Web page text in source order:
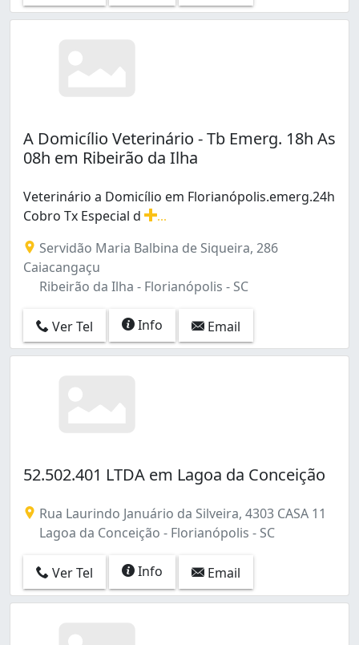
A Domicílio Veterinário - Tb Emerg. 18h As
08h em Ribeirão da Ilha
Veterinário a Domicílio em Florianópolis.emerg.24h
Cobro Tx Especial d
Servidão Maria Balbina de Siqueira, 286
Caiacangaçu
Ribeirão da Ilha - Florianópolis - SC
Ver Tel Info Email
52.502.401 LTDA em Lagoa da Conceição
Rua Laurindo Januário da Silveira, 4303 CASA 11
Lagoa da Conceição - Florianópolis - SC
Ver Tel Info Email